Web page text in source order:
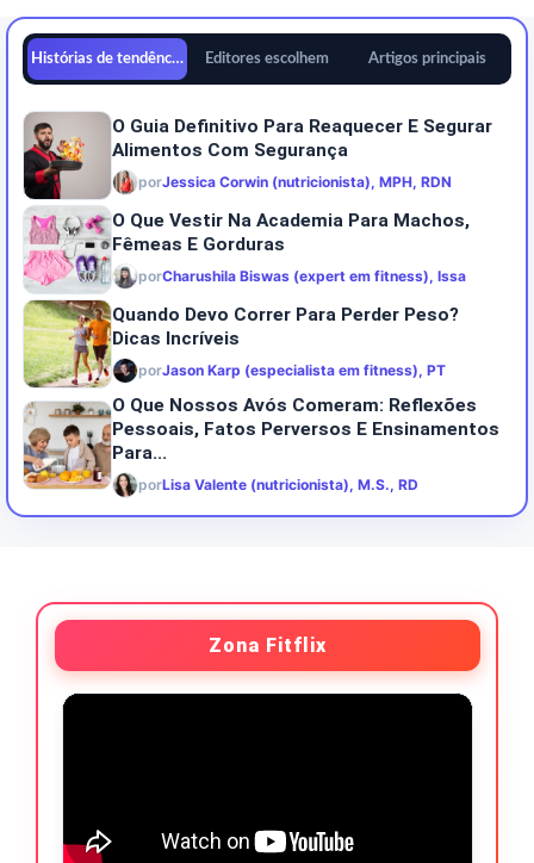
Histórias de tendências Editores escolhem Artigos principais
O Guia Definitivo Para Reaquecer E Segurar
Alimentos Com Segurança
porJessica Corwin (nutricionista), MPH, RDN
O Que Vestir Na Academia Para Machos,
Fêmeas E Gorduras
porCharushila Biswas (expert em fitness), Issa
Quando Devo Correr Para Perder Peso?
Dicas Incríveis
porJason Karp (especialista em fitness), PT
O Que Nossos Avós Comeram: Reflexões
Pessoais, Fatos Perversos E Ensinamentos
Para...
porLisa Valente (nutricionista), M.S., RD
Zona Fitflix